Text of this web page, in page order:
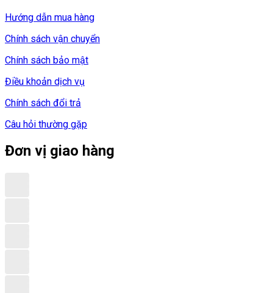
Hướng dẫn mua hàng
Chính sách vận chuyển
Chính sách bảo mật
Điều khoản dịch vụ
Chính sách đổi trả
Câu hỏi thường gặp
Đơn vị giao hàng